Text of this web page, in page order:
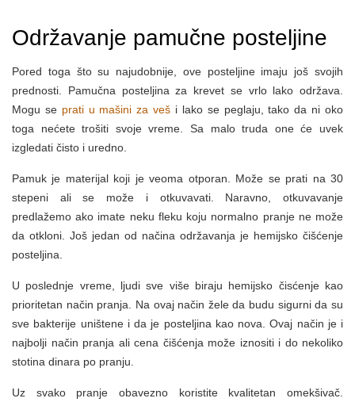
Održavanje pamučne posteljine
Pored toga što su najudobnije, ove posteljine imaju još svojih
prednosti. Pamučna posteljina za krevet se vrlo lako održava.
Mogu se prati u mašini za veš i lako se peglaju, tako da ni oko
toga nećete trošiti svoje vreme. Sa malo truda one će uvek
izgledati čisto i uredno.
Pamuk je materijal koji je veoma otporan. Može se prati na 30
stepeni ali se može i otkuvavati. Naravno, otkuvavanje
predlažemo ako imate neku fleku koju normalno pranje ne može
da otkloni. Još jedan od načina održavanja je hemijsko čišćenje
posteljina.
U poslednje vreme, ljudi sve više biraju hemijsko čisćenje kao
prioritetan način pranja. Na ovaj način žele da budu sigurni da su
sve bakterije uništene i da je posteljina kao nova. Ovaj način je i
najbolji način pranja ali cena čišćenja može iznositi i do nekoliko
stotina dinara po pranju.
Uz svako pranje obavezno koristite kvalitetan omekšivač.